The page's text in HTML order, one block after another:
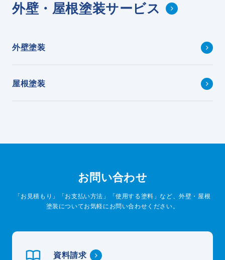
外壁・屋根塗装サービス
外壁塗装
屋根塗装
お問い合わせ
「お見積もり」「お支払い方法」「使用する塗料」など、外壁・屋根
塗装についてお気軽にお問い合わせください。
資料請求